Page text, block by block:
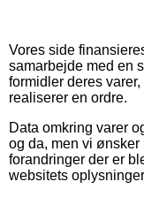
Vores side
samarbejde med en
formidler deres
realiserer en ordre.
Data omkring varer
og da, men vi
forandringer der er
websitets